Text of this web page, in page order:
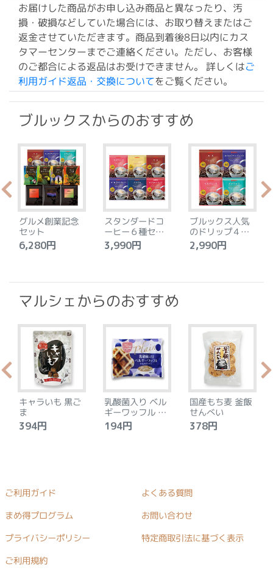
お届けした商品がお申し込み商品と異なったり、汚
損・破損などしていた場合には、お取り替えまたはご
返金させていただきます。商品到着後8日以内にカス
タマーセンターまでご連絡ください。ただし、お客様
のご都合による返品はお受けできません。 詳しくはご
利用ガイド返品・交換についてをご覧ください。
ブルックスからのおすすめ
グルメ創業記念
セット
6,280円
スタンダードコ
ーヒー６種セッ
ト
3,990円
ブルックス人気
のドリップ４種
セット
2,990円
マルシェからのおすすめ
キャラいも 黒ご
ま
394円
乳酸菌入り ベル
ギーワッフル プ
レーン
194円
国産もち麦 釜飯
せんべい
378円
ご利用ガイド よくある質問
まめ得プログラム お問い合わせ
プライバシーポリシー 特定商取引法に基づく表示
ご利用規約